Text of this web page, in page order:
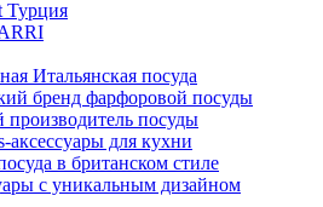
Турция
Итальянская посуда
бренд фарфоровой посуды
посуды
аксессуары для кухни
в британском стиле
с уникальным дизайном